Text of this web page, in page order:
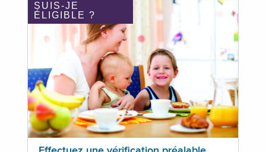
SUIS-JE
ÉLIGIBLE ?